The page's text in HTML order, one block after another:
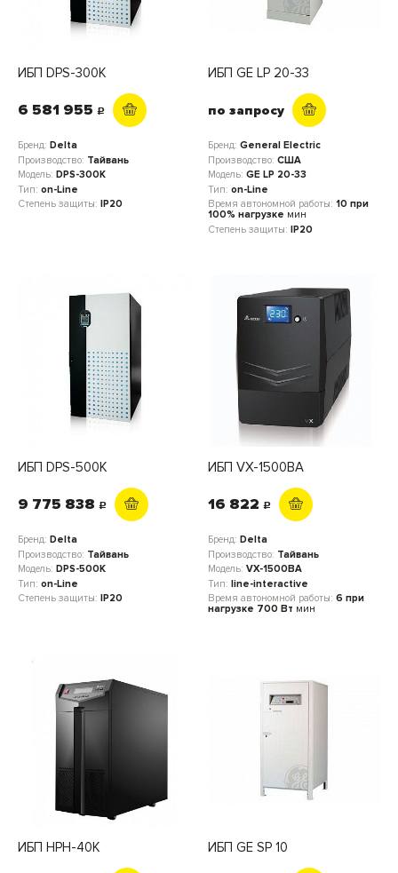
ИБП DPS-300K
6 581 955 c
Бренд: Delta
Производство: Тайвань
Модель: DPS-300K
Тип: on-Line
Степень защиты: IP20
ИБП GE LP 20-33
по запросу
Бренд: General Electric
Производство: США
Модель: GE LP 20-33
Тип: on-Line
Время автономной работы: 10 при
100% нагрузке мин
Степень защиты: IP20
ИБП DPS-500K
9 775 838 c
Бренд: Delta
Производство: Тайвань
Модель: DPS-500K
Тип: on-Line
Степень защиты: IP20
ИБП VX-1500ВА
16 822 c
Бренд: Delta
Производство: Тайвань
Модель: VX-1500ВА
Тип: line-interactive
Время автономной работы: 6 при
нагрузке 700 Вт мин
ИБП HPH-40K ИБП GE SP 10